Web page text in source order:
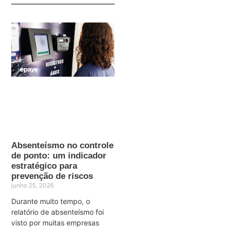
Absenteísmo no controle
de ponto: um indicador
estratégico para
prevenção de riscos
junho 25, 2026
Durante muito tempo, o
relatório de absenteísmo foi
visto por muitas empresas